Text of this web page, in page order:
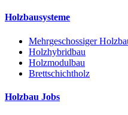
Holzbausysteme
Mehrgeschossiger
Holzhybridbau
Holzmodulbau
Brettschichtholz
Holzbau Jobs